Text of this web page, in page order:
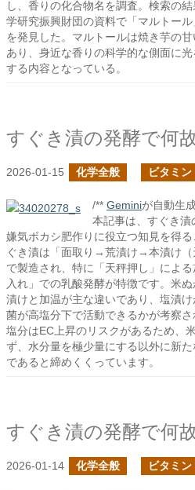
し、香りの化合物名を調査。検索の
学研究振興財団の資料で「マルトー
を発見した。マルトールは焼き芋の
あり、身近な香りの科学的な側面に
する内容となっている。
2026-01-15 化学全般 ビタミ
/** Geminiが自動生
本記事は、すぐき
嫌気ボカシ肥作りに役立つ知見を得
ぐき漬は「面取り→荒漬け→本漬け
で製造され、特に「天秤押し」によ
入れ」での乳酸発酵が特徴です。米
漬けと加温が主な違いであり、塩漬
菌が高塩分下で活動できるかが考察
塩分はEC上昇のリスクがあるため、
ず、水分量を極少量にする以外に新
であると締めくくっています。
2026-01-14 化学全般 ビタミ